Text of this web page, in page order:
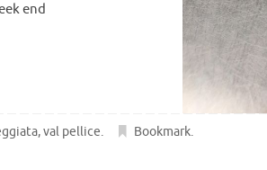
end
,val pellice. Bookmark.